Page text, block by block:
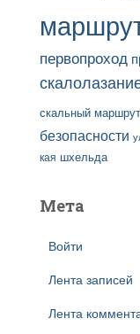
первопроход
скальный маршрут
безопасности
кая шхельда
Мета
Войти
Лента записей
Лента